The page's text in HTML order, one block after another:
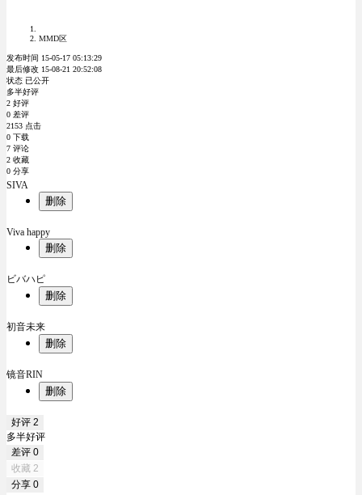
MMD区
发布时间 15-05-17 05:13:29
最后修改 15-08-21 20:52:08
状态 已公开
多半好评
2 好评
0 差评
2153 点击
0 下载
7 评论
2 收藏
0 分享
SIVA
删除
Viva happy
删除
ビバハピ
删除
初音未来
删除
镜音RIN
删除
好评 2
多半好评
差评 0
收藏 2
分享 0